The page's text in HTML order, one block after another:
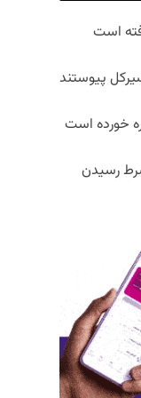
است
پیوستند
خورده است
رسیدن